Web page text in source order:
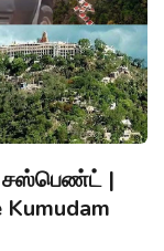
சஸ்பெண்ட் |
Kumudam